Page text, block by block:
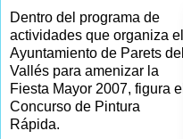
Dentro del programa de
actividades que organiza el
Ayuntamiento de Parets del
Vallés para amenizar la
Fiesta Mayor 2007, figura el
Concurso de Pintura
Rápida.